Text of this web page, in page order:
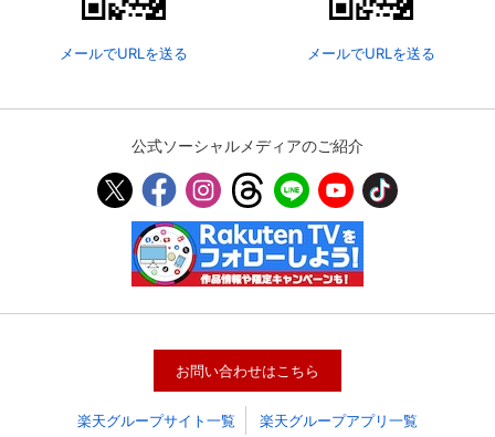
会員情報
決済方法変更 決済方法の変更が可能です。
メールでURLを送る メールでURLを送る
公式ソーシャルメディアのご紹介
お問い合わせはこちら
楽天グループサイト一覧 楽天グループアプリ一覧